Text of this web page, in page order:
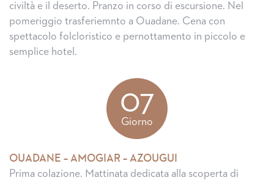
civiltà e il deserto. Pranzo in corso di escursione. Nel
pomeriggio trasferiemnto a Ouadane. Cena con
spettacolo folcloristico e pernottamento in piccolo e
semplice hotel.
07
Giorno
OUADANE – AMOGIAR – AZOUGUI
Prima colazione. Mattinata dedicata alla scoperta di